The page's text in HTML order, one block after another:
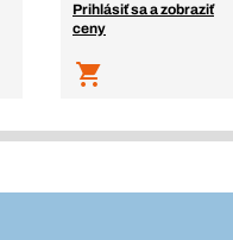
Prihlásiť sa a zobraziť
ceny